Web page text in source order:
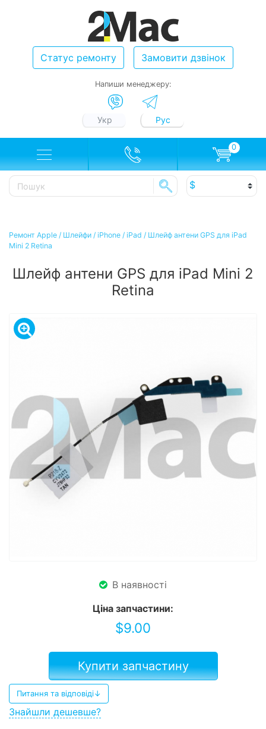
Статус ремонту Замовити дзвінок
Напиши менеджеру:
Укр Рус
0
Ремонт Apple / Шлейфи / iPhone / iPad / Шлейф антени GPS для iPad
Mini 2 Retina
Шлейф антени GPS для iPad Mini 2
Retina
В наявності
Ціна запчастини:
$9.00
Купити запчастину
Питання та відповіді↓
Знайшли дешевше?